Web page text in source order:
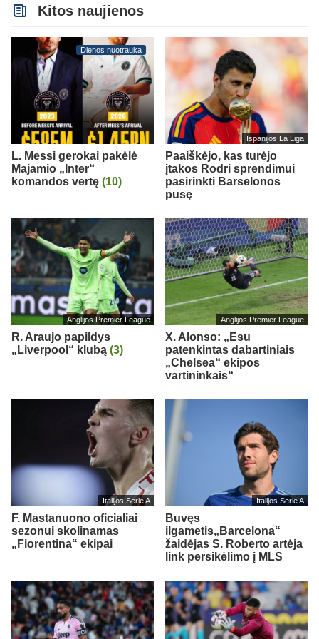
Kitos naujienos
Dienos nuotrauka
L. Messi gerokai pakėlė
Majamio „Inter“
komandos vertę (10)
Ispanijos La Liga
Paaiškėjo, kas turėjo
įtakos Rodri sprendimui
pasirinkti Barselonos
pusę
Anglijos Premier League
R. Araujo papildys
„Liverpool“ klubą (3)
Anglijos Premier League
X. Alonso: „Esu
patenkintas dabartiniais
„Chelsea“ ekipos
vartininkais“
Italijos Serie A
F. Mastanuono oficialiai
sezonui skolinamas
„Fiorentina“ ekipai
Italijos Serie A
Buvęs
ilgametis„Barcelona“
žaidėjas S. Roberto artėja
link persikėlimo į MLS